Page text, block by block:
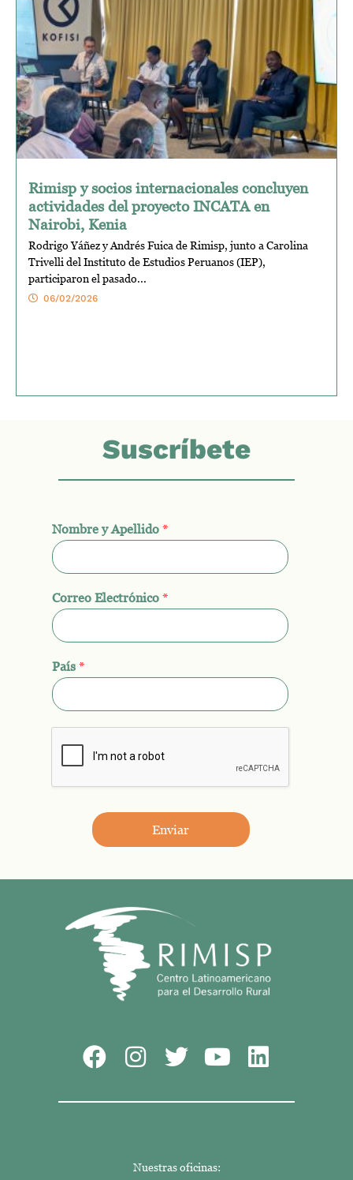
Rimisp y socios internacionales concluyen
actividades del proyecto INCATA en
Nairobi, Kenia
Rodrigo Yáñez y Andrés Fuica de Rimisp, junto a Carolina
Trivelli del Instituto de Estudios Peruanos (IEP),
participaron el pasado...
06/02/2026
Suscríbete
Nombre y Apellido *
Correo Electrónico *
País *
Enviar
Nuestras oficinas: